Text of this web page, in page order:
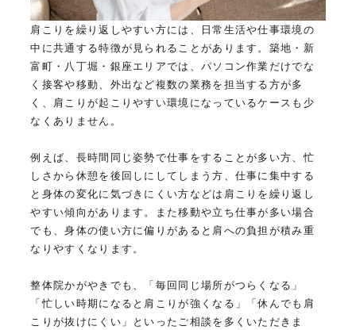
肩こりを繰り返しやすい方には、日常生活や仕事環境の
中に共通する特徴が見られることがあります。築地・新
富町・八丁堀・銀座エリアでは、パソコン作業だけでな
く接客や移動、外出など複数の業務を担当する方が多
く、肩こりが起こりやすい環境になっているケースも少
なくありません。
例えば、長時間同じ姿勢で仕事をすることが多い方、忙
しさから休憩を後回しにしてしまう方、仕事に集中する
と身体の変化に気づきにくい方などは肩こりを繰り返し
やすい傾向があります。また移動や立ち仕事が多い場合
でも、身体の使い方に偏りがあると肩への負担が積み重
なりやすくなります。
整体院かがやきでも、「毎回同じ場所がつらくなる」
「忙しい時期になると肩こりが強くなる」「休んでも肩
こりが抜けにくい」といったご相談を多くいただきま